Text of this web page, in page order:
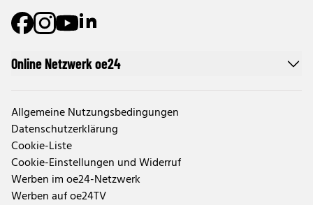
Online Netzwerk oe24
Allgemeine Nutzungsbedingungen
Datenschutzerklärung
Cookie-Liste
Cookie-Einstellungen und Widerruf
Werben im oe24-Netzwerk
Werben auf oe24TV